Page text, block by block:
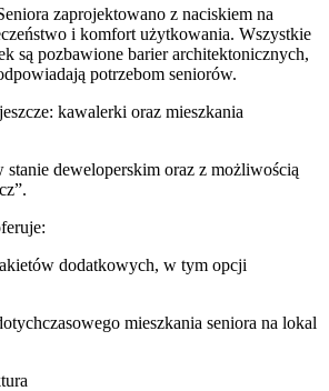
zaprojektowano z naciskiem na
i komfort użytkowania. Wszystkie
są pozbawione barier architektonicznych,
potrzebom seniorów.
kawalerki oraz mieszkania
stanie deweloperskim oraz z możliwością
dodatkowych, w tym opcji
mieszkania seniora na lokal